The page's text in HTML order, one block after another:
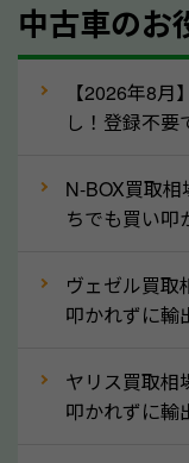
型式／グレー
走行距離（例
車検の満了日
内装や外装の
定を行い高価買
ってきます！
月割りで返還さ
還付金は早めに
中古車のお
【2026年8
し！登録不
N-BOX買取
ちでも買い叩
ヴェゼル買取
叩かれずに輸
ヤリス買取相
叩かれずに輸